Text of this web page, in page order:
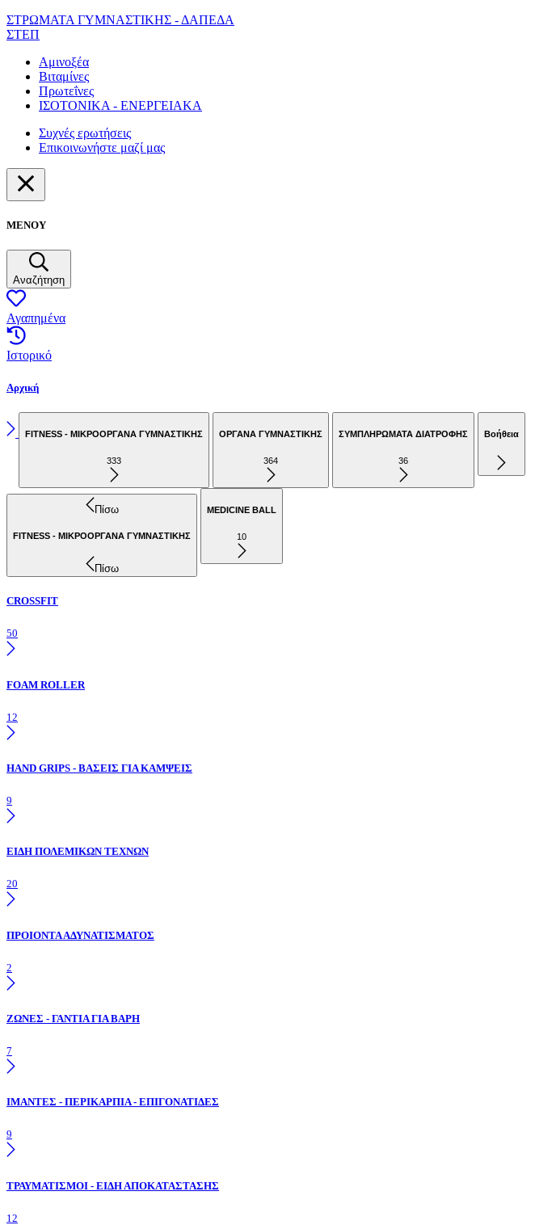
ΣΤΡΩΜΑΤΑ ΓΥΜΝΑΣΤΙΚΗΣ - ΔΑΠΕΔΑ
ΣΤΕΠ
Αμινοξέα
Βιταμίνες
Πρωτεΐνες
ΙΣΟΤΟΝΙΚΑ - ΕΝΕΡΓΕΙΑΚΑ
Συχνές ερωτήσεις
Επικοινωνήστε μαζί μας
ΜΕΝΟΥ
Αναζήτηση
Αγαπημένα
Ιστορικό
Αρχική
FITNESS - ΜΙΚΡΟΟΡΓΑΝΑ ΓΥΜΝΑΣΤΙΚΗΣ
333
ΟΡΓΑΝΑ ΓΥΜΝΑΣΤΙΚΗΣ
364
ΣΥΜΠΛΗΡΩΜΑΤΑ ΔΙΑΤΡΟΦΗΣ
36
Βοήθεια
Πίσω
FITNESS - ΜΙΚΡΟΟΡΓΑΝΑ ΓΥΜΝΑΣΤΙΚΗΣ
Πίσω
MEDICINE BALL
10
CROSSFIT
50
FOAM ROLLER
12
HAND GRIPS - ΒΑΣΕΙΣ ΓΙΑ ΚΑΜΨΕΙΣ
9
ΕΙΔΗ ΠΟΛΕΜΙΚΩΝ ΤΕΧΝΩΝ
20
ΠΡΟΙΟΝΤΑ ΑΔΥΝΑΤΙΣΜΑΤΟΣ
2
ΖΩΝΕΣ - ΓΑΝΤΙΑ ΓΙΑ ΒΑΡΗ
7
ΙΜΑΝΤΕΣ - ΠΕΡΙΚΑΡΠΙΑ - ΕΠΙΓΟΝΑΤΙΔΕΣ
9
ΤΡΑΥΜΑΤΙΣΜΟΙ - ΕΙΔΗ ΑΠΟΚΑΤΑΣΤΑΣΗΣ
12